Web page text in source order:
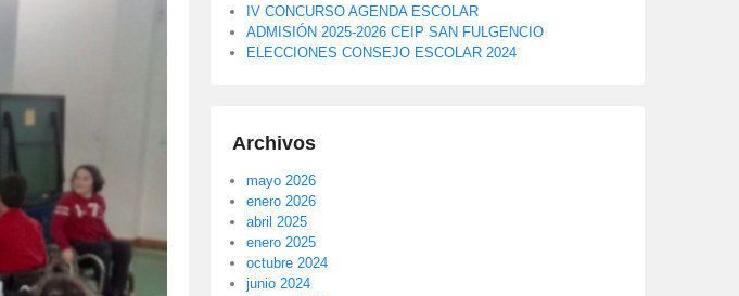
IV CONCURSO AGENDA ESCOLAR
ADMISIÓN 2025-2026 CEIP SAN FULGENCIO
ELECCIONES CONSEJO ESCOLAR 2024
Archivos
mayo 2026
enero 2026
abril 2025
enero 2025
octubre 2024
junio 2024